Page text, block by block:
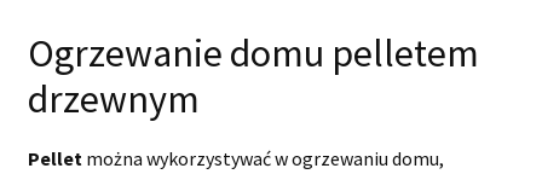
Ogrzewanie domu pelletem
drzewnym
Pellet można wykorzystywać w ogrzewaniu domu,